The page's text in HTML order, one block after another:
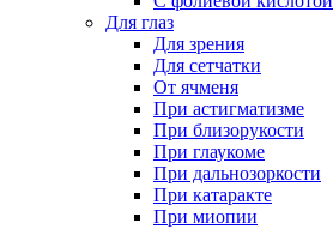
Для глаз
Для зрения
Для сетчатки
От ячменя
При астигматизме
При близорукости
При глаукоме
При дальнозоркости
При катаракте
При миопии